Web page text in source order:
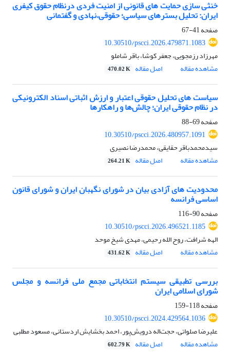
خنثی سازی حمایت های قانونی از امنیت فردی درنظام حقوق کیفری
ایران: تحلیل بسترهای سیاسی؛ حقوقی،نهادی و گفتمانی
صفحه41-67
10.30510/pscci.2026.479871.1083
مهرزاد رزمجویی، جعفر کوشا، باقر شاملو
مشاهده مقاله
اصل مقاله 470.02 K
سیاست های تحلیل حقوقی اعتبار و ارزش اثباتی اسناد الکترونیکی
در نظام حقوقی ایران؛ چالش‌ها و راهکارها
صفحه69-88
10.30510/pscci.2026.480957.1091
سیدمحمدباقر حقایقی، محمدرضا نصیری
مشاهده مقاله
اصل مقاله 264.21 K
محدودیت های آزادی بیان در شورای نگهبان ایران و شورای قانون
اساسی فرانسه
صفحه90-116
10.30510/pscci.2026.496521.1185
الهه شرافت، روح الله رحیمی، مهدی شیخ موحد
مشاهده مقاله
اصل مقاله 431.62 K
بررسی تطبیقی سیستم انتخاباتی مجمع ملی فرانسه و مجلس
شورای اسلامی ایران
صفحه118-159
10.30510/pscci.2024.429564.1036
علیرضا صلواتی، حجت‌اله درویش‌پور، احمد بخشایش اردستانی، مسعود مطلبی
مشاهده مقاله
اصل مقاله 602.79 K